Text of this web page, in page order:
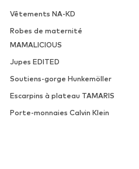
Vêtements NA-KD
Robes de maternité
MAMALICIOUS
Jupes EDITED
Soutiens-gorge Hunkemöller
Escarpins à plateau TAMARIS
Porte-monnaies Calvin Klein